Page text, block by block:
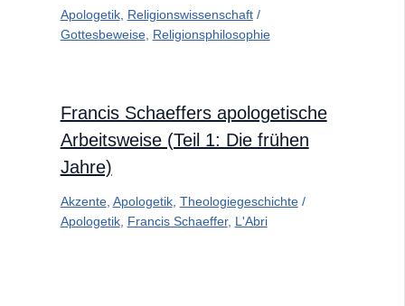
Apologetik, Religionswissenschaft/
Gottesbeweise, Religionsphilosophie
Francis Schaeffers apologetische
Arbeitsweise (Teil 1: Die frühen
Jahre)
Akzente, Apologetik, Theologiegeschichte/
Apologetik, Francis Schaeffer, L'Abri